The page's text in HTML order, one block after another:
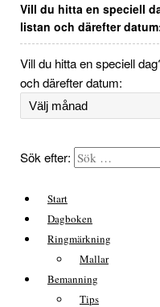
Vill du hitta en speciell
listan och därefter
Vill du hitta en speciell
och därefter datum:
Sök efter:
Start
Dagboken
Ringmärkning
Mallar
Bemanning
Tips